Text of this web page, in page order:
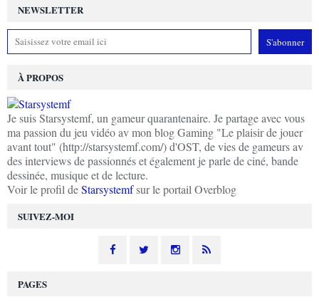
NEWSLETTER
SUIVEZ-MOI
À PROPOS
Je suis Starsystemf, un gameur quarantenaire. Je partage avec vous
ma passion du jeu vidéo av mon blog Gaming "Le plaisir de jouer
avant tout" (http://starsystemf.com/) d'OST, de vies de gameurs av
des interviews de passionnés et également je parle de ciné, bande
dessinée, musique et de lecture.
Voir le profil deStarsystemfsur le portail Overblog
PAGES